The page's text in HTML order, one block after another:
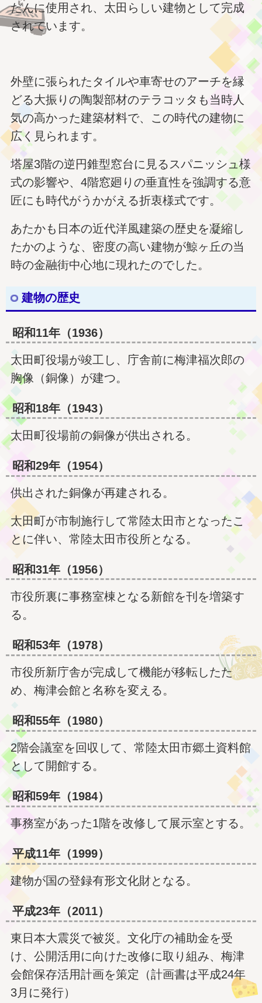
だんに使用され、太田らしい建物として完成
されています。
外壁に張られたタイルや車寄せのアーチを縁
どる大振りの陶製部材のテラコッタも当時人
気の高かった建築材料で、この時代の建物に
広く見られます。
塔屋3階の逆円錐型窓台に見るスパニッシュ様
式の影響や、4階窓廻りの垂直性を強調する意
匠にも時代がうかがえる折衷様式です。
あたかも日本の近代洋風建築の歴史を凝縮し
たかのような、密度の高い建物が鯨ヶ丘の当
時の金融街中心地に現れたのでした。
建物の歴史
昭和11年（1936）
太田町役場が竣工し、庁舎前に梅津福次郎の
胸像（銅像）が建つ。
昭和18年（1943）
太田町役場前の銅像が供出される。
昭和29年（1954）
供出された銅像が再建される。
太田町が市制施行して常陸太田市となったこ
とに伴い、常陸太田市役所となる。
昭和31年（1956）
市役所裏に事務室棟となる新館を刊を増築す
る。
昭和53年（1978）
市役所新庁舎が完成して機能が移転したた
め、梅津会館と名称を変える。
昭和55年（1980）
2階会議室を回収して、常陸太田市郷土資料館
として開館する。
昭和59年（1984）
事務室があった1階を改修して展示室とする。
平成11年（1999）
建物が国の登録有形文化財となる。
平成23年（2011）
東日本大震災で被災。文化庁の補助金を受
け、公開活用に向けた改修に取り組み、梅津
会館保存活用計画を策定（計画書は平成24年
3月に発行）